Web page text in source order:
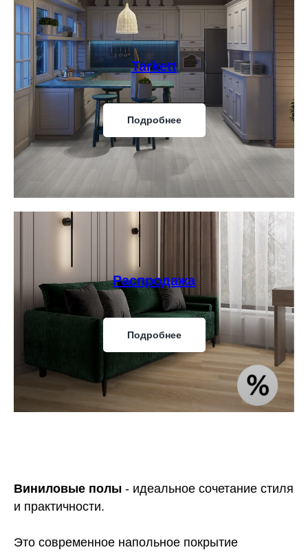
Tarkett
Подробнее
Распродажа
Подробнее
Виниловые полы - идеальное сочетание стиля
и практичности.
Это современное напольное покрытие